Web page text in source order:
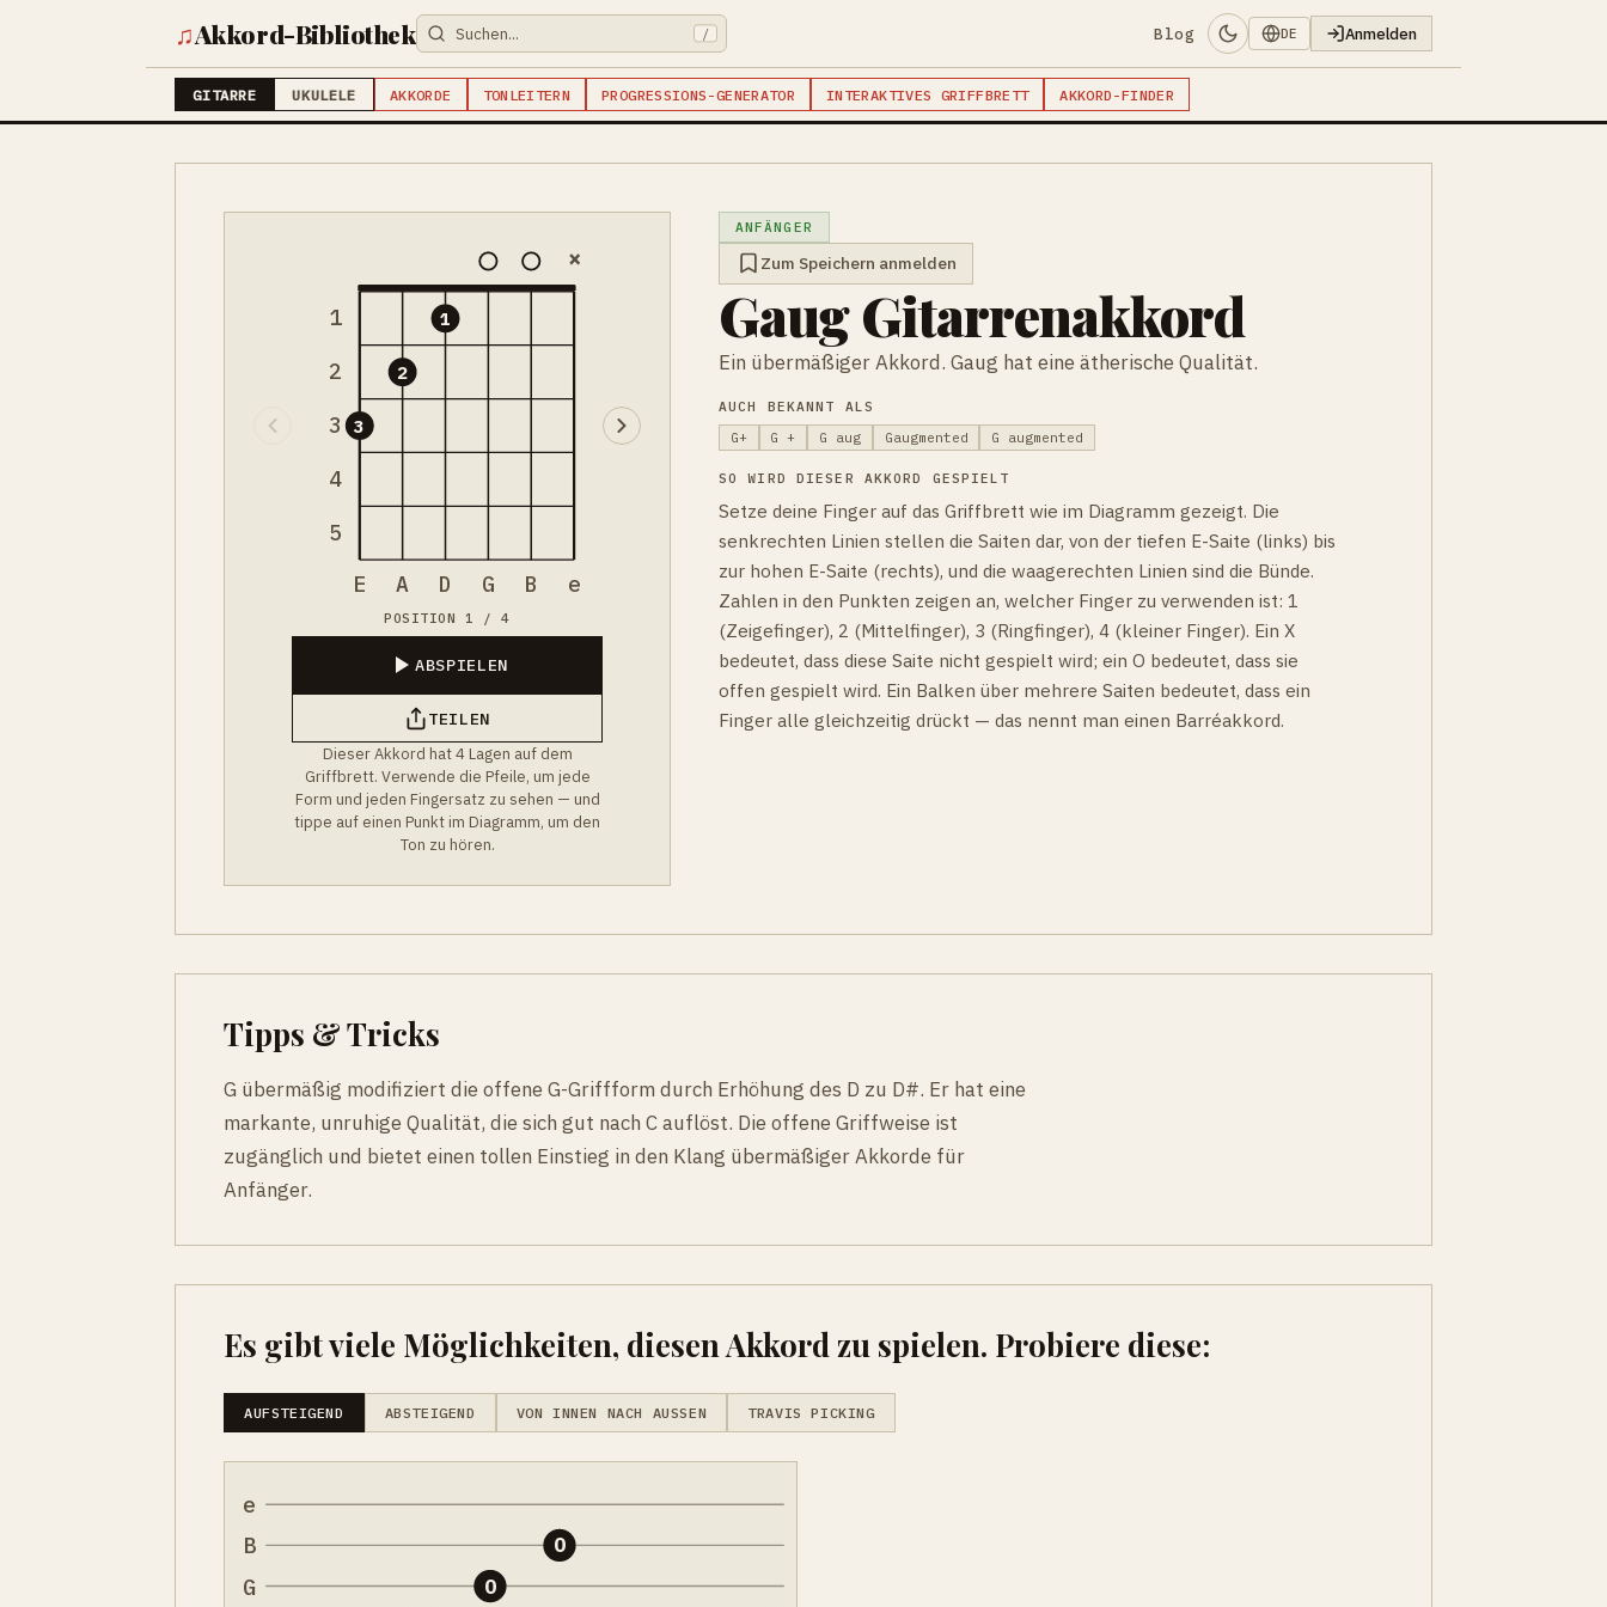
♫Akkord-Bibliothek / Blog DE Anmelden
GITARRE UKULELE AKKORDE TONLEITERN PROGRESSIONS-GENERATOR INTERAKTIVES GRIFFBRETT AKKORD-FINDER
1
2
3
4
5
×
3
2
1
E A D G B e
POSITION 1 / 4
ABSPIELEN
TEILEN
Dieser Akkord hat 4 Lagen auf dem
Griffbrett. Verwende die Pfeile, um jede
Form und jeden Fingersatz zu sehen — und
tippe auf einen Punkt im Diagramm, um den
Ton zu hören.
ANFÄNGER
Zum Speichern anmelden
Gaug Gitarrenakkord
Ein übermäßiger Akkord. Gaug hat eine ätherische Qualität.
AUCH BEKANNT ALS
G+
G + G aug Gaugmented G augmented
SO WIRD DIESER AKKORD GESPIELT
Setze deine Finger auf das Griffbrett wie im Diagramm gezeigt. Die
senkrechten Linien stellen die Saiten dar, von der tiefen E-Saite (links) bis
zur hohen E-Saite (rechts), und die waagerechten Linien sind die Bünde.
Zahlen in den Punkten zeigen an, welcher Finger zu verwenden ist: 1
(Zeigefinger), 2 (Mittelfinger), 3 (Ringfinger), 4 (kleiner Finger). Ein X
bedeutet, dass diese Saite nicht gespielt wird; ein O bedeutet, dass sie
offen gespielt wird. Ein Balken über mehrere Saiten bedeutet, dass ein
Finger alle gleichzeitig drückt — das nennt man einen Barréakkord.
Tipps & Tricks
G übermäßig modifiziert die offene G-Griffform durch Erhöhung des D zu D#. Er hat eine
markante, unruhige Qualität, die sich gut nach C auflöst. Die offene Griffweise ist
zugänglich und bietet einen tollen Einstieg in den Klang übermäßiger Akkorde für
Anfänger.
Es gibt viele Möglichkeiten, diesen Akkord zu spielen. Probiere diese:
AUFSTEIGEND ABSTEIGEND VON INNEN NACH AUSSEN TRAVIS PICKING
e
B
G
0
0